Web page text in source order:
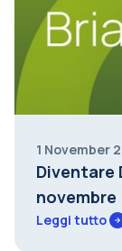
1 November
Diventare
Leggi tutto